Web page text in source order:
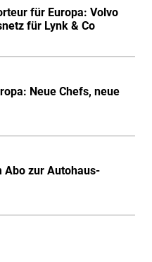
für Europa: Volvo
für Lynk & Co
Neue Chefs, neue
Abo zur Autohaus-